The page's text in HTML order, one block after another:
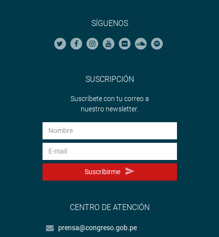
SÍGUENOS
SUSCRIPCIÓN
Suscríbete con tu correo a
nuestro newsletter.
Suscribirme
CENTRO DE ATENCIÓN
prensa@congreso.gob.pe